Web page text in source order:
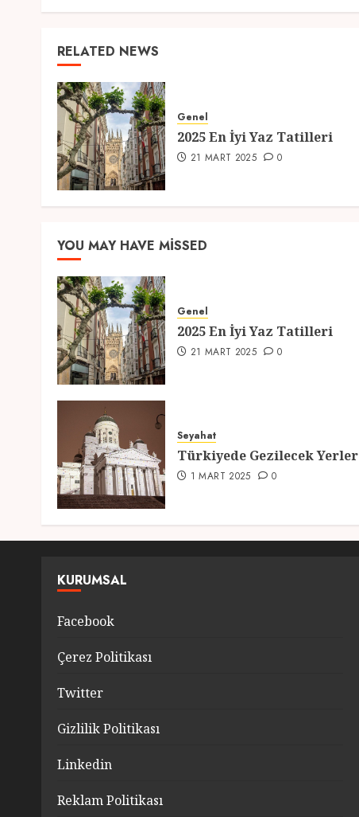
RELATED NEWS
Genel
2025 En İyi Yaz Tatilleri
21 MART 2025 0
YOU MAY HAVE MISSED
Genel
2025 En İyi Yaz Tatilleri
21 MART 2025 0
Seyahat
Türkiyede Gezilecek Yerler
1 MART 2025 0
KURUMSAL
Facebook
Çerez Politikası
Twitter
Gizlilik Politikası
Linkedin
Reklam Politikası